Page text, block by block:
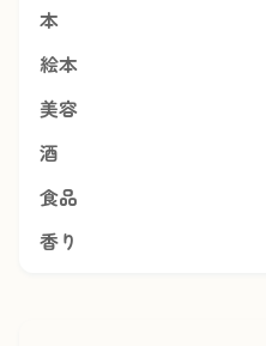
本
絵本
美容
酒
食品
香り